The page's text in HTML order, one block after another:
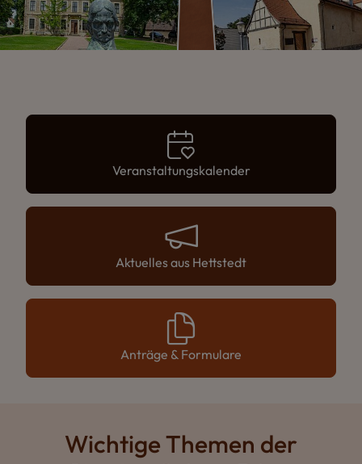
Veran­staltungs­kalender
Aktuelles aus Hettstedt
Anträge & Formulare
Wichtige Themen der